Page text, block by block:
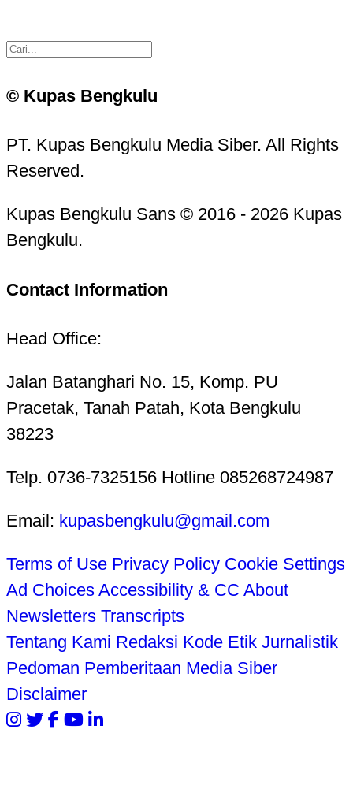
© Kupas Bengkulu
PT. Kupas Bengkulu Media Siber. All Rights
Reserved.
Kupas Bengkulu Sans © 2016 - 2026 Kupas
Bengkulu.
Contact Information
Head Office:
Jalan Batanghari No. 15, Komp. PU
Pracetak, Tanah Patah, Kota Bengkulu
38223
Telp. 0736-7325156 Hotline 085268724987
Email: kupasbengkulu@gmail.com
Terms of Use Privacy Policy Cookie Settings
Ad Choices Accessibility & CC About
Newsletters Transcripts
Tentang Kami Redaksi Kode Etik Jurnalistik
Pedoman Pemberitaan Media Siber
Disclaimer